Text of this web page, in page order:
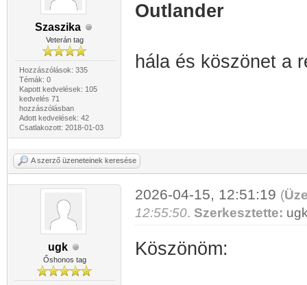
Szaszika
Veterán tag
Hozzászólások: 335
Témák: 0
Kapott kedvelések: 105
kedvelés 71
hozzászólásban
Adott kedvelések: 42
Csatlakozott: 2018-01-03
Outlander
hála és köszönet a
A szerző üzeneteinek keresése
ugk
Őshonos tag
2026-04-15, 12:51:19 (
12:55:50. Szerkesztette:
Köszönöm: